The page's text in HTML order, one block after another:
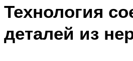
Технология
деталей из